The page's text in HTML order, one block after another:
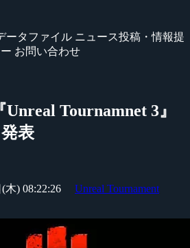
ータファイル ニュース投稿・情報提
お問い合わせ
Tournamnet 3』
表
木) 08:22:26 Unreal Tournament